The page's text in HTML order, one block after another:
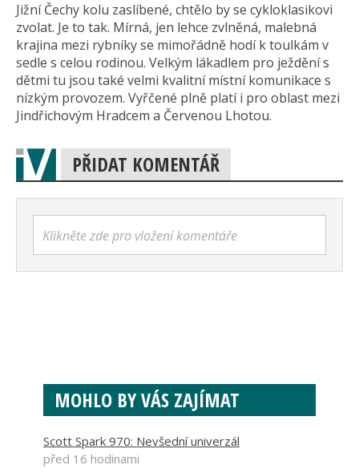
Jižní Čechy kolu zaslíbené, chtělo by se cykloklasikovi
zvolat. Je to tak. Mírná, jen lehce zvlněná, malebná
krajina mezi rybníky se mimořádně hodí k toulkám v
sedle s celou rodinou. Velkým lákadlem pro ježdění s
dětmi tu jsou také velmi kvalitní místní komunikace s
nízkým provozem. Vyřčené plně platí i pro oblast mezi
Jindřichovým Hradcem a Červenou Lhotou.
PŘIDAT KOMENTÁŘ
Klikněte zde pro vložení komentáře
MOHLO BY VÁS ZAJÍMAT
Scott Spark 970: Nevšední univerzál
před 16 hodinami